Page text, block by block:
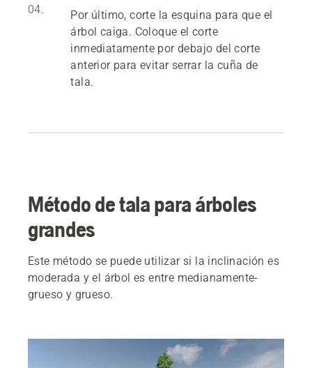
04.
Por último, corte la esquina para que el
árbol caiga. Coloque el corte
inmediatamente por debajo del corte
anterior para evitar serrar la cuña de
tala.
Método de tala para árboles
grandes
Este método se puede utilizar si la inclinación es
moderada y el árbol es entre medianamente-
grueso y grueso.